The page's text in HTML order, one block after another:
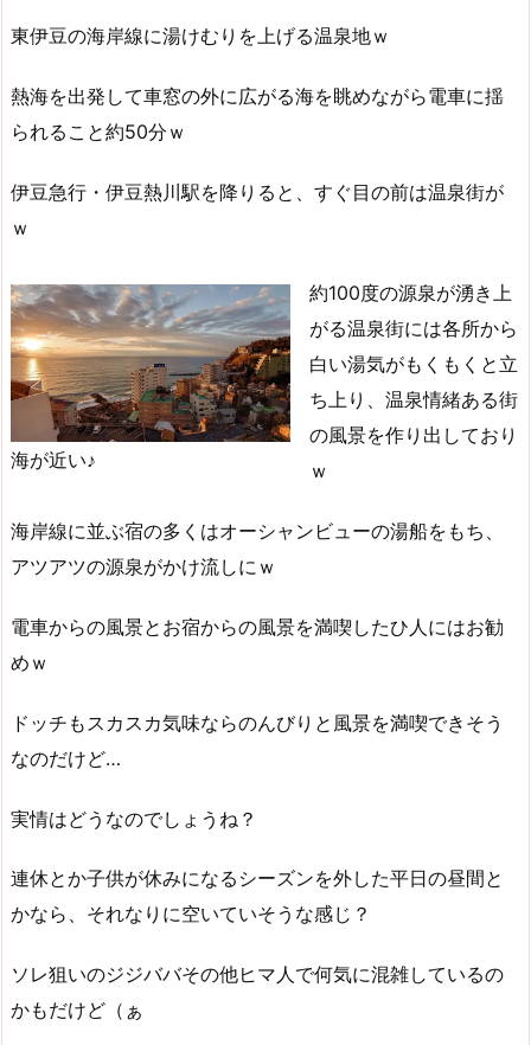
東伊豆の海岸線に湯けむりを上げる温泉地ｗ
熱海を出発して車窓の外に広がる海を眺めながら電車に揺
られること約50分ｗ
伊豆急行・伊豆熱川駅を降りると、すぐ目の前は温泉街が
ｗ
海が近い♪
約100度の源泉が湧き上
がる温泉街には各所から
白い湯気がもくもくと立
ち上り、温泉情緒ある街
の風景を作り出しており
ｗ
海岸線に並ぶ宿の多くはオーシャンビューの湯船をもち、
アツアツの源泉がかけ流しにｗ
電車からの風景とお宿からの風景を満喫したひ人にはお勧
めｗ
ドッチもスカスカ気味ならのんびりと風景を満喫できそう
なのだけど…
実情はどうなのでしょうね？
連休とか子供が休みになるシーズンを外した平日の昼間と
かなら、それなりに空いていそうな感じ？
ソレ狙いのジジババその他ヒマ人で何気に混雑しているの
かもだけど（ぁ